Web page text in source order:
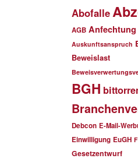
Abofalle
AGB Anfechtung
Auskunftsanspruch
Beweislast
BGH
Debcon E-Mail-
Einwilligung EuGH
Gesetzentwurf